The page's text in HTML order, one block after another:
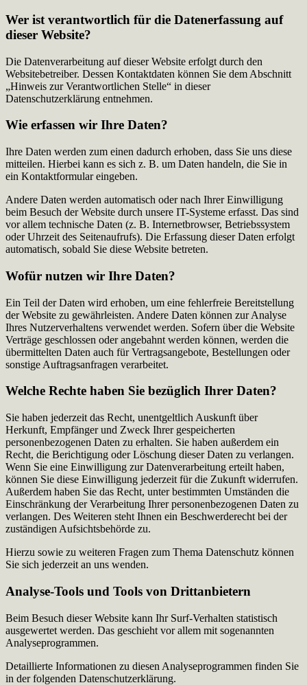
Wer ist verantwortlich für die Datenerfassung auf
dieser Website?
Die Datenverarbeitung auf dieser Website erfolgt durch den
Websitebetreiber. Dessen Kontaktdaten können Sie dem Abschnitt
„Hinweis zur Verantwortlichen Stelle“ in dieser
Datenschutzerklärung entnehmen.
Wie erfassen wir Ihre Daten?
Ihre Daten werden zum einen dadurch erhoben, dass Sie uns diese
mitteilen. Hierbei kann es sich z. B. um Daten handeln, die Sie in
ein Kontaktformular eingeben.
Andere Daten werden automatisch oder nach Ihrer Einwilligung
beim Besuch der Website durch unsere IT-Systeme erfasst. Das sind
vor allem technische Daten (z. B. Internetbrowser, Betriebssystem
oder Uhrzeit des Seitenaufrufs). Die Erfassung dieser Daten erfolgt
automatisch, sobald Sie diese Website betreten.
Wofür nutzen wir Ihre Daten?
Ein Teil der Daten wird erhoben, um eine fehlerfreie Bereitstellung
der Website zu gewährleisten. Andere Daten können zur Analyse
Ihres Nutzerverhaltens verwendet werden. Sofern über die Website
Verträge geschlossen oder angebahnt werden können, werden die
übermittelten Daten auch für Vertragsangebote, Bestellungen oder
sonstige Auftragsanfragen verarbeitet.
Welche Rechte haben Sie bezüglich Ihrer Daten?
Sie haben jederzeit das Recht, unentgeltlich Auskunft über
Herkunft, Empfänger und Zweck Ihrer gespeicherten
personenbezogenen Daten zu erhalten. Sie haben außerdem ein
Recht, die Berichtigung oder Löschung dieser Daten zu verlangen.
Wenn Sie eine Einwilligung zur Datenverarbeitung erteilt haben,
können Sie diese Einwilligung jederzeit für die Zukunft widerrufen.
Außerdem haben Sie das Recht, unter bestimmten Umständen die
Einschränkung der Verarbeitung Ihrer personenbezogenen Daten zu
verlangen. Des Weiteren steht Ihnen ein Beschwerderecht bei der
zuständigen Aufsichtsbehörde zu.
Hierzu sowie zu weiteren Fragen zum Thema Datenschutz können
Sie sich jederzeit an uns wenden.
Analyse-Tools und Tools von Dritt­anbietern
Beim Besuch dieser Website kann Ihr Surf-Verhalten statistisch
ausgewertet werden. Das geschieht vor allem mit sogenannten
Analyseprogrammen.
Detaillierte Informationen zu diesen Analyseprogrammen finden Sie
in der folgenden Datenschutzerklärung.